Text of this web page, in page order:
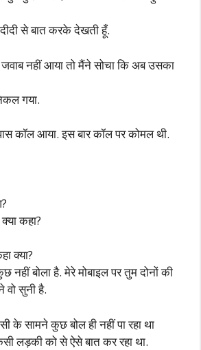
से बात करके देखती हूँ.
नहीं आया तो मैंने सोचा कि अब उसका
गया.
कॉल आया. इस बार कॉल पर कोमल थी.
कहा?
क्या?
बोला है. मेरे मोबाइल पर तुम दोनों की
वो सुनी है.
के सामने कुछ बोल ही नहीं पा रहा था
लड़की को से ऐसे बात कर रहा था.